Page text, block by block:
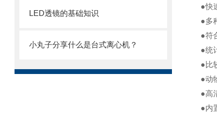
LED透镜的基础知识
小丸子分享什么是台式离心机？
●快
●多
●符
●统
●比
●动
●高
●内